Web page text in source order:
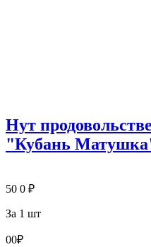
Нут
"Кубань
50 0 ₽
За 1 шт
00₽